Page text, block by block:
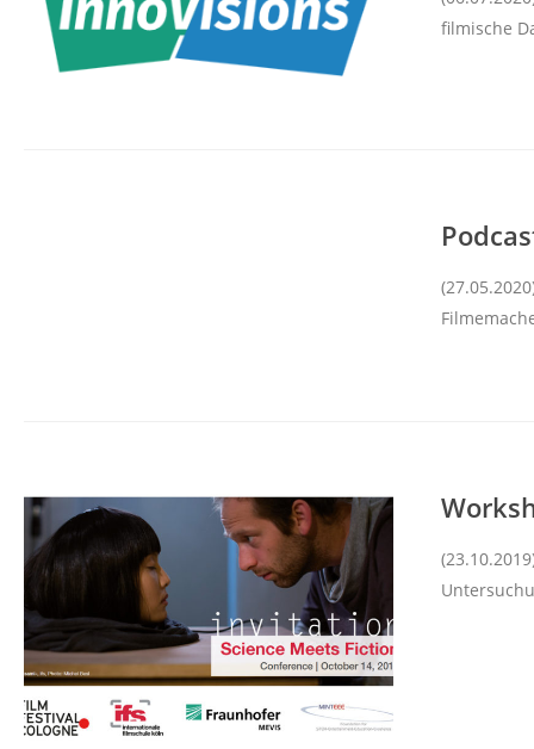
filmische